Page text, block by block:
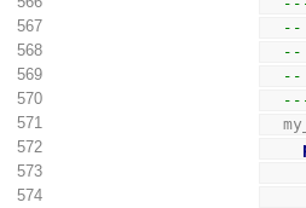
567
--
568
--
569
--
570
571
572
573
574